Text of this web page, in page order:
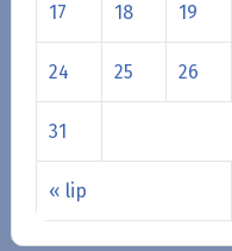
« lip
17 18 19
24 25 26
31